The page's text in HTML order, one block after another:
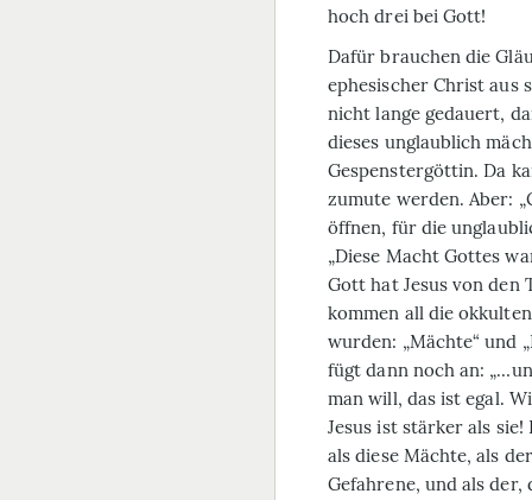
hoch drei bei Gott!
Dafür brauchen die
ephesischer Christ aus
nicht lange gedauert,
dieses unglaublich
Gespenstergöttin. Da
zumute werden. Aber:
öffnen, für die
„Diese Macht Gottes
Gott hat Jesus von den
kommen all die
wurden: „Mächte“ und
fügt dann noch an:
man will, das ist egal.
Jesus ist stärker als
als diese Mächte, als
Gefahrene, und als